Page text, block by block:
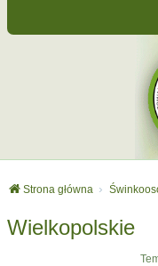
Strona główna
Wielkopolskie